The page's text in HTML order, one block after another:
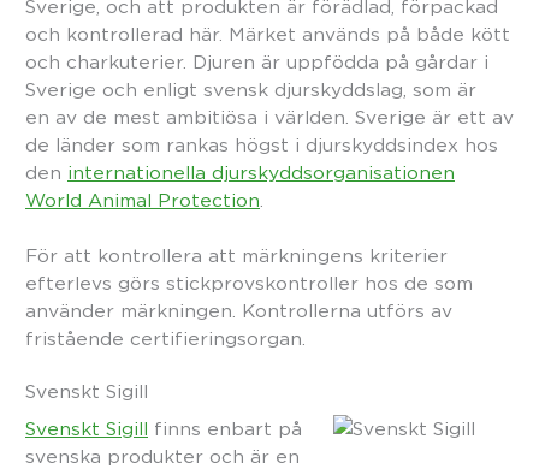
Sverige, och att produkten är förädlad, förpackad
och kontrollerad här. Märket används på både kött
och charkuterier. Djuren är uppfödda på gårdar i
Sverige och enligt svensk djurskyddslag, som är
en av de mest ambitiösa i världen. Sverige är ett av
de länder som rankas högst i djurskyddsindex hos
den internationella djurskyddsorganisationen
World Animal Protection
För att kontrollera att märkningens kriterier
efterlevs görs stickprovskontroller hos de som
använder märkningen. Kontrollerna utförs av
fristående certifieringsorgan.
Svenskt Sigill
Svenskt Sigill finns enbart på
svenska produkter och är en